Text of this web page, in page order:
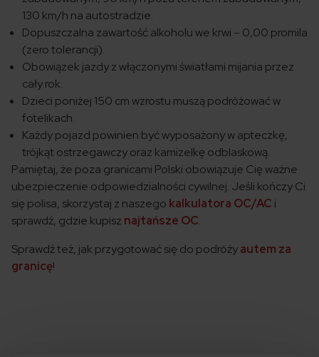
130 km/h na autostradzie.
Dopuszczalna zawartość alkoholu we krwi – 0,00 promila
(zero tolerancji).
Obowiązek jazdy z włączonymi światłami mijania przez
cały rok.
Dzieci poniżej 150 cm wzrostu muszą podróżować w
fotelikach.
Każdy pojazd powinien być wyposażony w apteczkę,
trójkąt ostrzegawczy oraz kamizelkę odblaskową.
Pamiętaj, że poza granicami Polski obowiązuje Cię ważne
ubezpieczenie odpowiedzialności cywilnej. Jeśli kończy Ci
się polisa, skorzystaj z naszego kalkulatora OC/AC i
sprawdź, gdzie kupisz najtańsze OC.
Sprawdź też, jak przygotować się do podróżyautem za
granicę!